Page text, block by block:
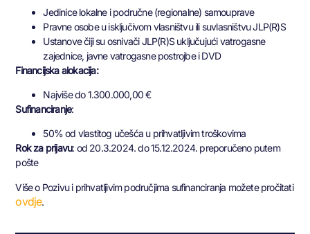
Jedinice lokalne i područne (regionalne) samouprave
Pravne osobe u isključivom vlasništvu ili suvlasništvu JLP(R)S
Ustanove čiji su osnivači JLP(R)S uključujući vatrogasne
zajednice, javne vatrogasne postrojbe i DVD
Financijska alokacija:
Najviše do 1.300.000,00 €
Sufinanciranje:
50% od vlastitog učešća u prihvatljivim troškovima
Rok za prijavu: od 20.3.2024. do 15.12.2024. preporučeno putem
pošte
Više o Pozivu i prihvatljivim područjima sufinanciranja možete pročitati
ovdje.